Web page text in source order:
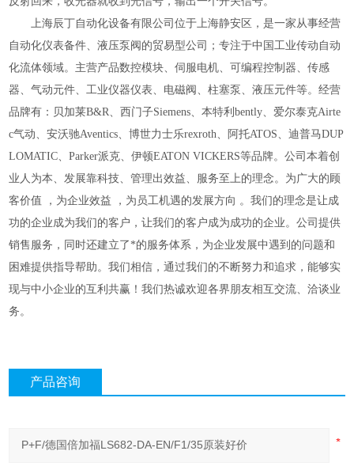
上海辰丁自动化设备有限公司位于上海静安区，是一家从事经营
自动化仪表备件、液压泵阀的贸易型公司；专注于中国工业传动自动
化流体领域。主营产品数控模块、伺服电机、可编程控制器、传感
器、气动元件、工业仪器仪表、电磁阀、柱塞泵、液压元件等。经营
品牌有：贝加莱B&R、西门子Siemens、本特利bently、爱尔泰克Airte
c气动、安沃驰Aventics、博世力士乐rexroth、阿托ATOS、迪普马DUP
LOMATIC、Parker派克、伊顿EATON VICKERS等品牌。公司本着创
业人为本、发展靠科技、管理出效益、服务至上的理念。为广大的顾
客价值 ，为企业效益 ，为员工机遇的发展方向 。我们的理念是让成
功的企业成为我们的客户，让我们的客户成为成功的企业。公司提供
销售服务，同时还建立了*的服务体系，为企业发展中遇到的问题和
困难提供指导帮助。我们相信，通过我们的不断努力和追求，能够实
现与中小企业的互利共赢！我们热诚欢迎各界朋友相互交流、洽谈业
务。
产品咨询